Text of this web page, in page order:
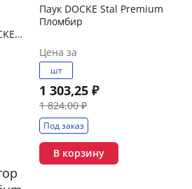
Паук DOCKE Stal Premium
Пломбир
Цена за
шт
1 303,25 ₽
1 824,00 ₽
Под заказ
В корзину